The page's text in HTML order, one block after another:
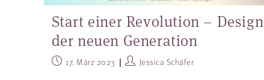
Start einer Revolution – Design
der neuen Generation
17. März 2023 Jessica Schäfer